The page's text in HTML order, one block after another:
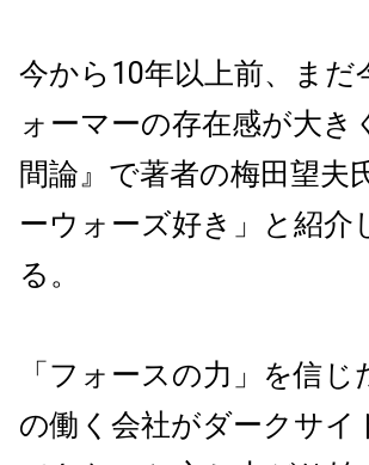
今から10年以上前、ま
ォーマーの存在感が大
間論』で著者の梅田望夫
ーウォーズ好き」と紹
る。
「フォースの力」を信
の働く会社がダークサ